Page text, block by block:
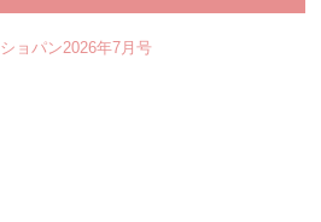
ショパン2026年7月号